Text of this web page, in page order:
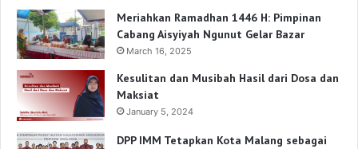
Meriahkan Ramadhan 1446 H: Pimpinan
Cabang Aisyiyah Ngunut Gelar Bazar
March 16, 2025
Kesulitan dan Musibah Hasil dari Dosa dan
Maksiat
January 5, 2024
DPP IMM Tetapkan Kota Malang sebagai